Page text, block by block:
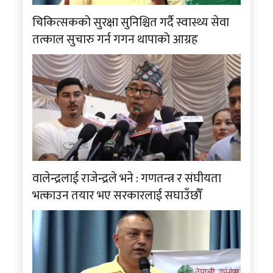
चिकित्सकको सुरक्षा सुनिश्चित गर्दै स्वास्थ्य सेवा
तत्काल सुचारु गर्न गगन थापाको आग्रह
वालेन्द्रलाई राजेन्द्रले भने : गणतन्त्र र संघीयता
भत्काउन तयार भए सरकारलाई सघाउँछौँ